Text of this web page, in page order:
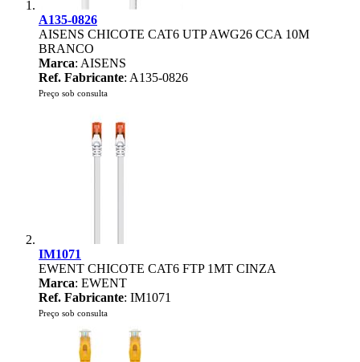
A135-0826
AISENS CHICOTE CAT6 UTP AWG26 CCA 10M
BRANCO
Marca: AISENS
Ref. Fabricante: A135-0826
Preço sob consulta
IM1071
EWENT CHICOTE CAT6 FTP 1MT CINZA
Marca: EWENT
Ref. Fabricante: IM1071
Preço sob consulta